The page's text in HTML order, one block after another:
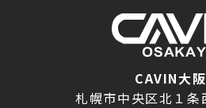
CAVIN大
札幌市中央区北１